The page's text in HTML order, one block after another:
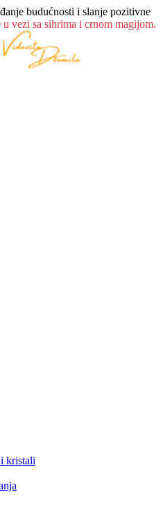
budućnosti i slanje pozitivne
vezi sa sihrima i crnom magijom.
kristali